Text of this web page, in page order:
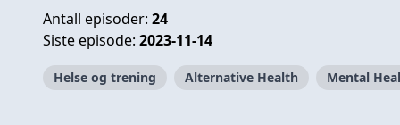
Antall episoder: 24
Siste episode: 2023-11-14
Helse og trening Alternative Health Mental